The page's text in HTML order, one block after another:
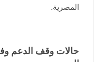
المصرية.
حالات وقف الدعم